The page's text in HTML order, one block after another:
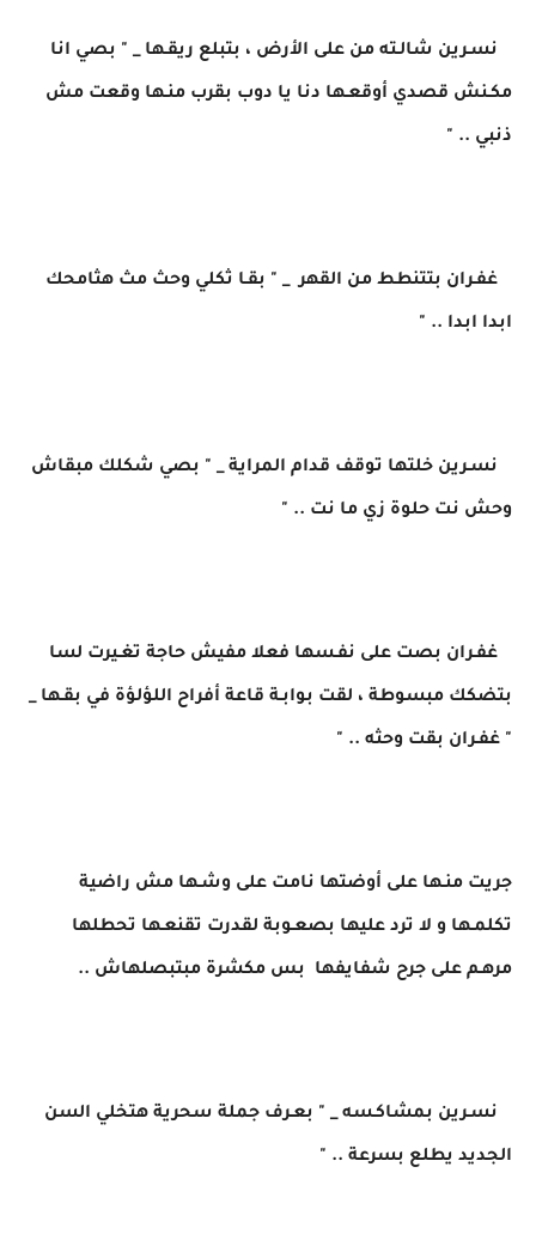
نسـرين شالـته من على الأرض ، بتبلع ريقـها _ " بصي انا
مكـنش قصدي أوقعـها دنا يا دوب بقرب منـها وقعت مش
ذنبي .. "
غفـران بتتنطط من القهر _ " بقـا ثكلي وحث مث هثامحك
ابدا ابدا .. "
نسـرين خلتها توقف قدام المراية _ " بصي شكلك مبقاش
وحش نت حلوة زي ما نت .. "
غفـران بصت على نفـسها فعلا مفيش حاجة تغـيرت لسا
بتضكك مبسوطة ، لقت بوابـة قاعة أفراح اللؤلؤة في بقـها _
" غفـران بقت وحثه .. "
جريت منـها على أوضتها نامت على وشـها مش راضية
تكلمـها و لا ترد عليها بصعـوبة لقدرت تقنعـها تحطلها
مرهـم على جرح شفايفها بس مكشرة مبتبصلهاش ..
نسـرين بمشاكـسه _ " بعـرف جملة سحرية هتخلي السن
الجديد يطلع بسرعة .. "